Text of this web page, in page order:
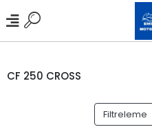
CF 250 CROSS
Filtreleme